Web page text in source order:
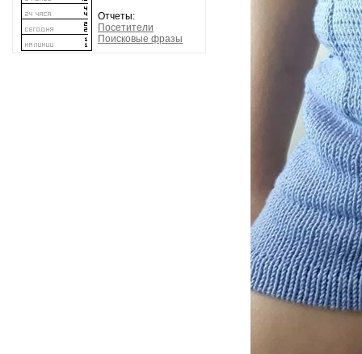
Отчеты:
Посетители
Поисковые фразы